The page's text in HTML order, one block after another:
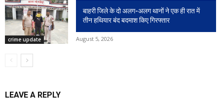
crime update
बाहरी जिले के दो अलग-अलग थानों ने एक ही रात में
तीन हथियार बंद बदमाश किए गिरफ्तार
August 5, 2026
LEAVE A REPLY